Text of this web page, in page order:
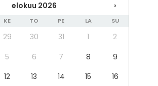
elokuu 2026 ›
KE TO PE LA SU
29 30 31 1
2
5 6 7 8
9
12 13 14 15
16